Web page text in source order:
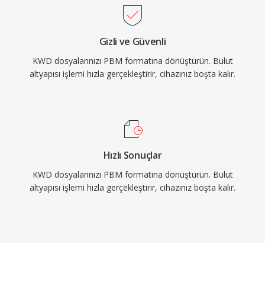
Gizli ve Güvenli
KWD dosyalarınızı PBM formatına dönüştürün. Bulut
altyapısı işlemi hızla gerçekleştirir, cihazınız boşta kalır.
Hızlı Sonuçlar
KWD dosyalarınızı PBM formatına dönüştürün. Bulut
altyapısı işlemi hızla gerçekleştirir, cihazınız boşta kalır.